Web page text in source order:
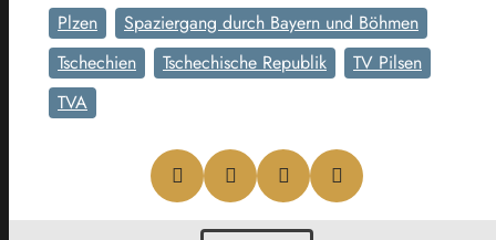
Plzen
Spaziergang durch Bayern und Böhmen
Tschechien
Tschechische Republik
TV Pilsen
TVA